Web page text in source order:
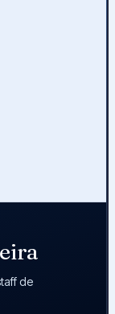
de